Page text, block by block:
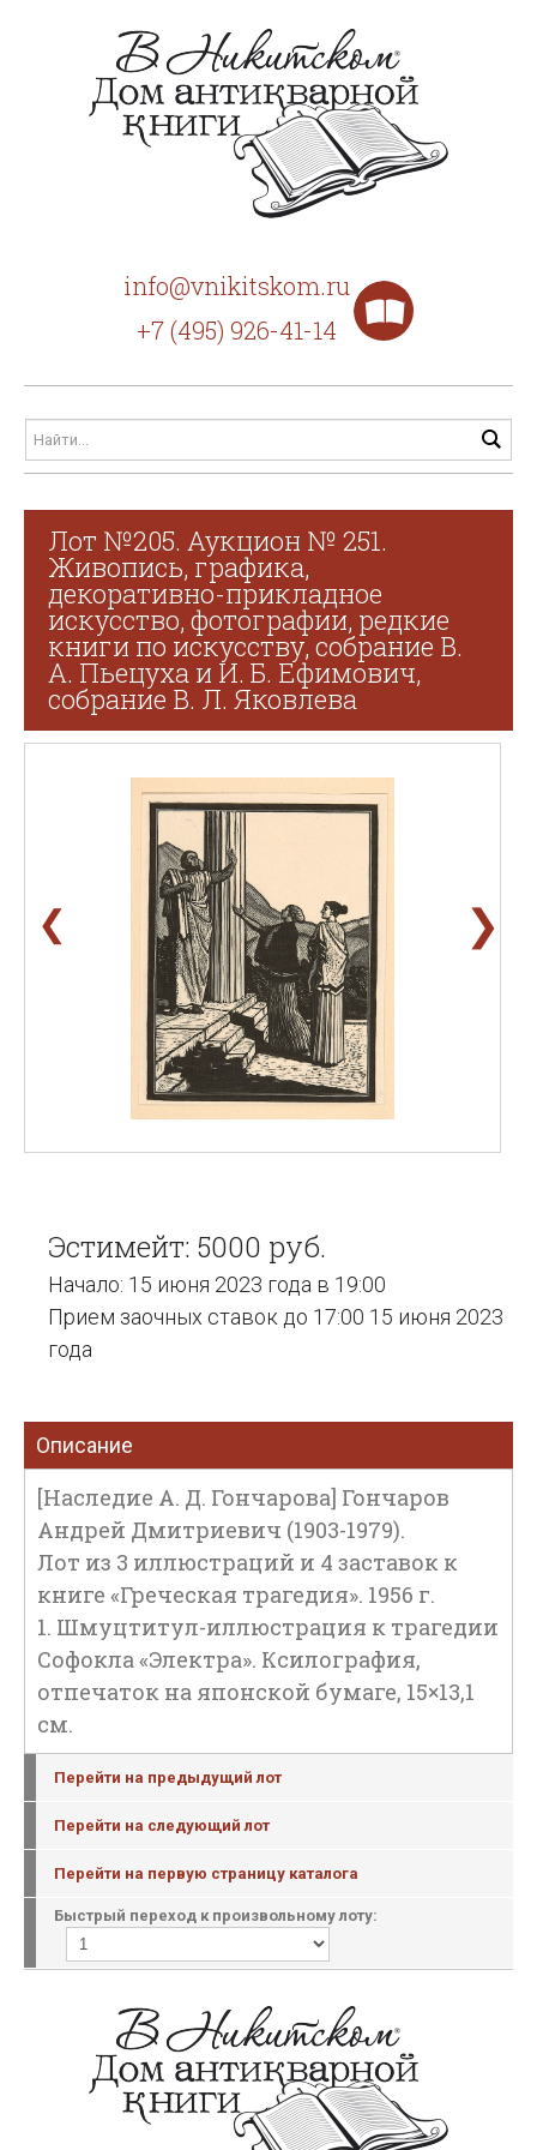
info@vnikitskom.ru
+7 (495) 926-41-14
Лот №205. Аукцион № 251.
Живопись, графика,
декоративно-прикладное
искусство, фотографии, редкие
книги по искусству, собрание В.
А. Пьецуха и И. Б. Ефимович,
собрание В. Л. Яковлева
❮ ❯
Эстимейт: 5000 руб.
Начало: 15 июня 2023 года в 19:00
Прием заочных ставок до 17:00 15 июня 2023
года
Описание
[Наследие А. Д. Гончарова] Гончаров
Андрей Дмитриевич (1903-1979).
Лот из 3 иллюстраций и 4 заставок к
книге «Греческая трагедия». 1956 г.
1. Шмуцтитул-иллюстрация к трагедии
Софокла «Электра». Ксилография,
отпечаток на японской бумаге, 15×13,1
см.
Перейти на предыдущий лот
Перейти на следующий лот
Перейти на первую страницу каталога
Быстрый переход к произвольному лоту: